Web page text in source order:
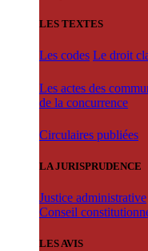
LES TEXTES
Les codes Le droit
Les actes des
de la concurrence
Circulaires publiées
LA JURISPRUDENCE
Justice administrative
Conseil
LES AVIS